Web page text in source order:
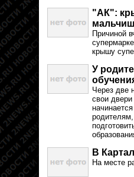
"АК":
Причиной
крышу
У
Через две
свои
В
На месте